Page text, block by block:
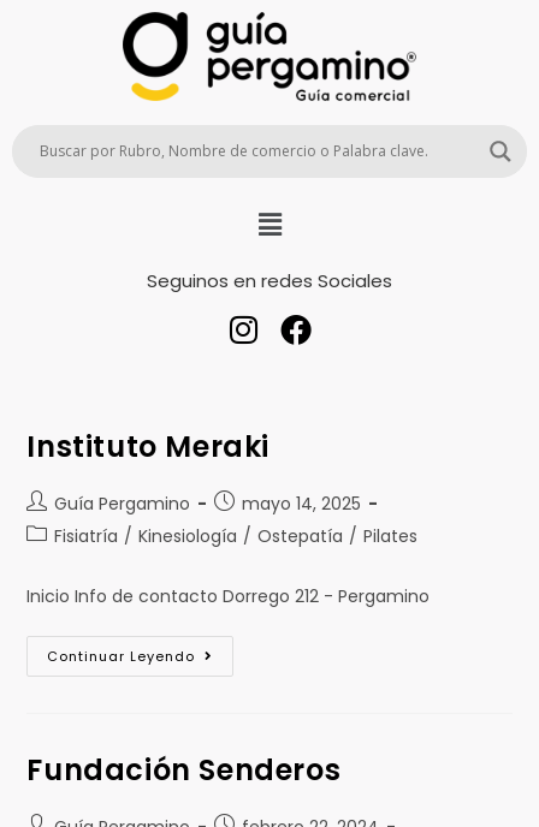
Seguinos en redes Sociales
Instituto Meraki
Guía Pergamino
mayo 14, 2025
Fisiatría / Kinesiología / Ostepatía / Pilates
Inicio Info de contacto Dorrego 212 - Pergamino
Continuar Leyendo
Fundación Senderos